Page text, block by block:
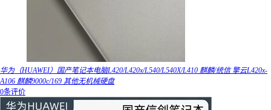
华为（HUAWEI）国产笔记本电脑L420/L420x/L540/L540X/L410 麒麟/统信 擎云L420x-
A106 麒麟9000c/169 其他无机械硬盘
0条评价